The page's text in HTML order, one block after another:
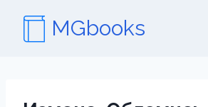
содержимому
MGbooks